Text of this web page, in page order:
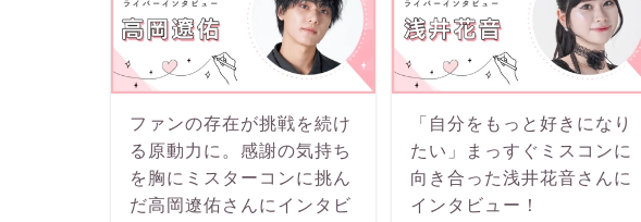
ファンの存在が挑戦を続け
る原動力に。感謝の気持ち
を胸にミスターコンに挑ん
だ高岡遼佑さんにインタビ
「自分をもっと好きになり
たい」まっすぐミスコンに
向き合った浅井花音さんに
インタビュー！